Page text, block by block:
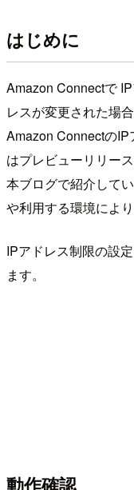
はじめに
Amazon Connectで
レスが変更された場
Amazon Connectの
はプレビューリリー
本ブログで紹介して
や利用する環境によ
IPアドレス制限の設
ます。
動作確認